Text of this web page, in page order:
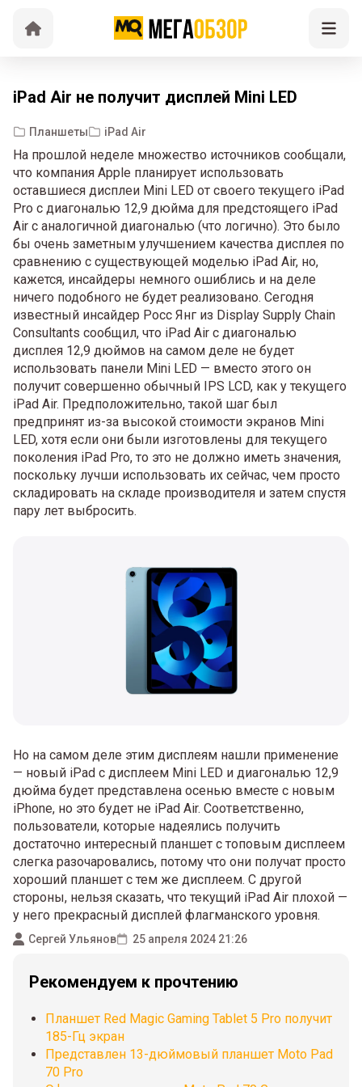
iPad Air не получит дисплей Mini LED
Планшеты iPad Air
На прошлой неделе множество источников сообщали,
что компания Apple планирует использовать
оставшиеся дисплеи Mini LED от своего текущего iPad
Pro с диагональю 12,9 дюйма для предстоящего iPad
Air с аналогичной диагональю (что логично). Это было
бы очень заметным улучшением качества дисплея по
сравнению с существующей моделью iPad Air, но,
кажется, инсайдеры немного ошиблись и на деле
ничего подобного не будет реализовано. Сегодня
известный инсайдер Росс Янг из Display Supply Chain
Consultants сообщил, что iPad Air с диагональю
дисплея 12,9 дюймов на самом деле не будет
использовать панели Mini LED — вместо этого он
получит совершенно обычный IPS LCD, как у текущего
iPad Air. Предположительно, такой шаг был
предпринят из-за высокой стоимости экранов Mini
LED, хотя если они были изготовлены для текущего
поколения iPad Pro, то это не должно иметь значения,
поскольку лучши использовать их сейчас, чем просто
складировать на складе производителя и затем спустя
пару лет выбросить.
Но на самом деле этим дисплеям нашли применение
— новый iPad с дисплеем Mini LED и диагональю 12,9
дюйма будет представлена осенью вместе с новым
iPhone, но это будет не iPad Air. Соответственно,
пользователи, которые надеялись получить
достаточно интересный планшет с топовым дисплеем
слегка разочаровались, потому что они получат просто
хороший планшет с тем же дисплеем. С другой
стороны, нельзя сказать, что текущий iPad Air плохой —
у него прекрасный дисплей флагманского уровня.
Сергей Ульянов 25 апреля 2024 21:26
Рекомендуем к прочтению
Планшет Red Magic Gaming Tablet 5 Pro получит
185-Гц экран
Представлен 13-дюймовый планшет Moto Pad
70 Pro